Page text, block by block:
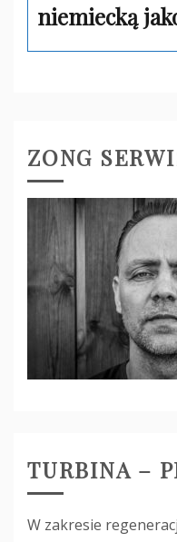
niemiecką
ZONG
TURBINA –
W zakresie